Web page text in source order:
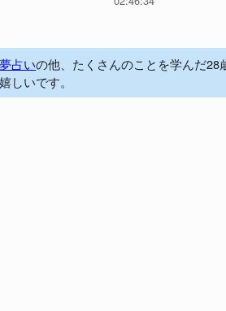
占いの他、たくさんのことを学んだ
しいです。